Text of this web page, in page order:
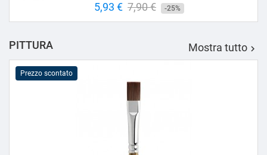
Prezzo
5,93 € Prezzo
base
7,90 € -25%
PITTURA Mostra tutto 
Prezzo scontato